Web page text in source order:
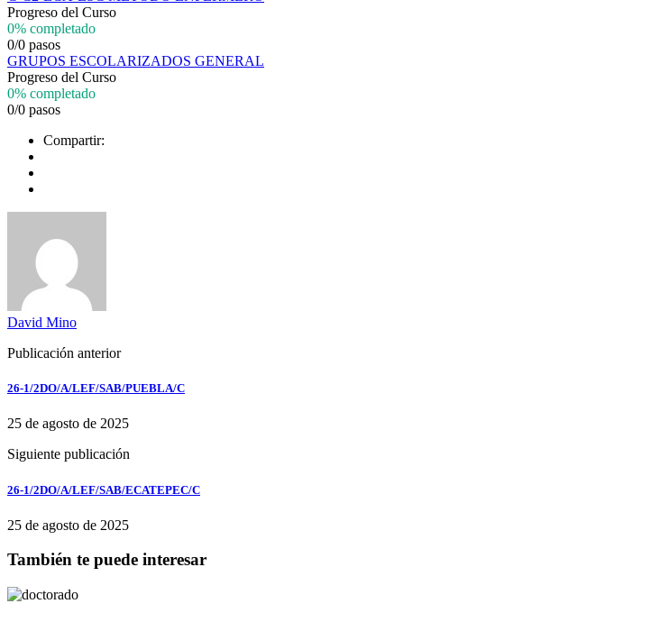
Progreso del Curso
0% completado
0/0 pasos
GRUPOS ESCOLARIZADOS GENERAL
Progreso del Curso
0% completado
0/0 pasos
Compartir:
David Mino
Publicación anterior
26-1/2DO/A/LEF/SAB/PUEBLA/C
25 de agosto de 2025
Siguiente publicación
26-1/2DO/A/LEF/SAB/ECATEPEC/C
25 de agosto de 2025
También te puede interesar